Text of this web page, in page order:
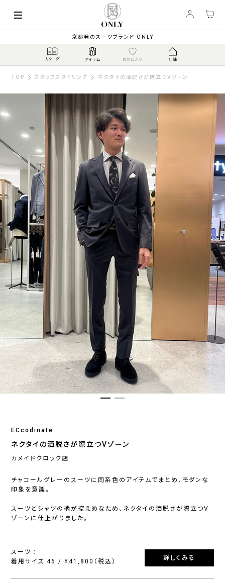
京都発のスーツブランド ONLY
TOP スタッフスタイリング ネクタイの洒脱さが際立つVゾーン
ECcodinate
ネクタイの洒脱さが際立つVゾーン
カメイドクロック店
チャコールグレーのスーツに同系色のアイテムでまとめ、モダンな
印象を意識。
スーツとシャツの柄が控えめなため、ネクタイの洒脱さが際立つV
ゾーンに仕上がりました。
スーツ :
着用サイズ 46 / ¥41,800（税込）
詳しくみる